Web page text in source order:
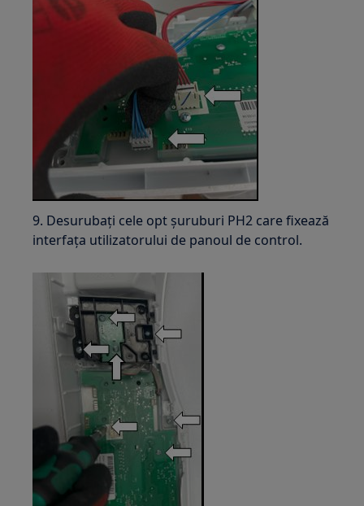
9. Desurubați cele opt șuruburi PH2 care fixează
interfața utilizatorului de panoul de control.